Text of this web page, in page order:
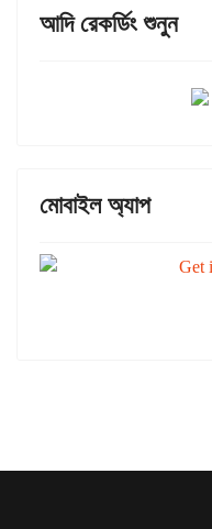
আদি রেকর্ডিং শুনুন
মোবাইল অ্যাপ